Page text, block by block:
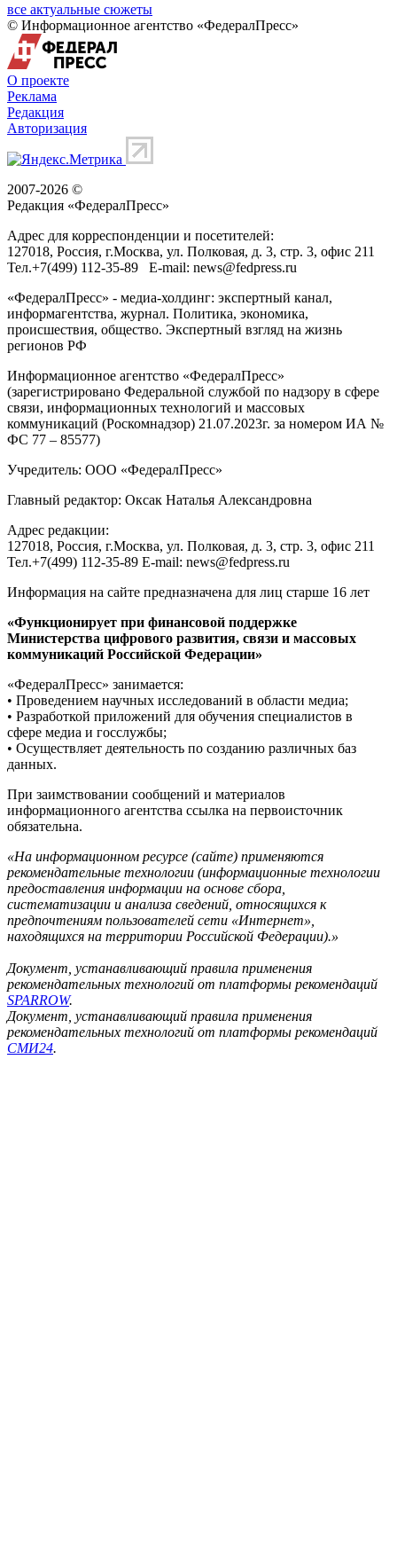
все актуальные сюжеты
© Информационное агентство «ФедералПресс»
О проекте
Реклама
Редакция
Авторизация
2007-2026 ©
Редакция «ФедералПресс»
Адрес для корреспонденции и посетителей:
127018, Россия, г.Москва, ул. Полковая, д. 3, стр. 3, офис 211
Тел.+7(499) 112-35-89 E-mail: news@fedpress.ru
«ФедералПресс» - медиа-холдинг: экспертный канал,
информагентства, журнал. Политика, экономика,
происшествия, общество. Экспертный взгляд на жизнь
регионов РФ
Информационное агентство «ФедералПресс»
(зарегистрировано Федеральной службой по надзору в сфере
связи, информационных технологий и массовых
коммуникаций (Роскомнадзор) 21.07.2023г. за номером ИА №
ФС 77 – 85577)
Учредитель: ООО «ФедералПресс»
Главный редактор: Оксак Наталья Александровна
Адрес редакции:
127018, Россия, г.Москва, ул. Полковая, д. 3, стр. 3, офис 211
Тел.+7(499) 112-35-89 E-mail: news@fedpress.ru
Информация на сайте предназначена для лиц старше 16 лет
«Функционирует при финансовой поддержке
Министерства цифрового развития, связи и массовых
коммуникаций Российской Федерации»
«ФедералПресс» занимается:
• Проведением научных исследований в области медиа;
• Разработкой приложений для обучения специалистов в
сфере медиа и госслужбы;
• Осуществляет деятельность по созданию различных баз
данных.
При заимствовании сообщений и материалов
информационного агентства ссылка на первоисточник
обязательна.
«На информационном ресурсе (сайте) применяются
рекомендательные технологии (информационные технологии
предоставления информации на основе сбора,
систематизации и анализа сведений, относящихся к
предпочтениям пользователей сети «Интернет»,
находящихся на территории Российской Федерации).»
Документ, устанавливающий правила применения
рекомендательных технологий от платформы рекомендаций
SPARROW.
Документ, устанавливающий правила применения
рекомендательных технологий от платформы рекомендаций
СМИ24.